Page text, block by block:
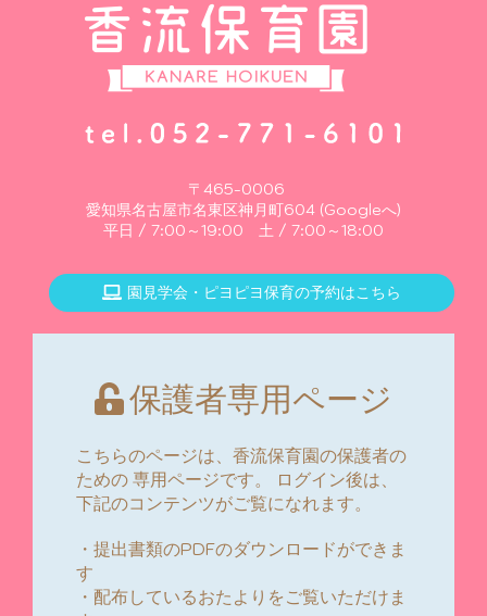
〒465-0006
愛知県名古屋市名東区神月町604 (Googleへ)
平日 / 7:00～19:00 土 / 7:00～18:00
園見学会・ピヨピヨ保育の予約はこちら
保護者専用ページ
こちらのページは、香流保育園の保護者の
ための 専用ページです。
ログイン後は、
下記のコンテンツがご覧になれます。
・提出書類のPDFのダウンロードができま
す
・配布しているおたよりをご覧いただけま